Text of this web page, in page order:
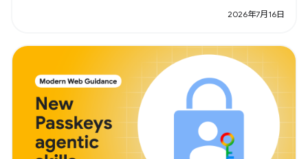
2026年7月16日